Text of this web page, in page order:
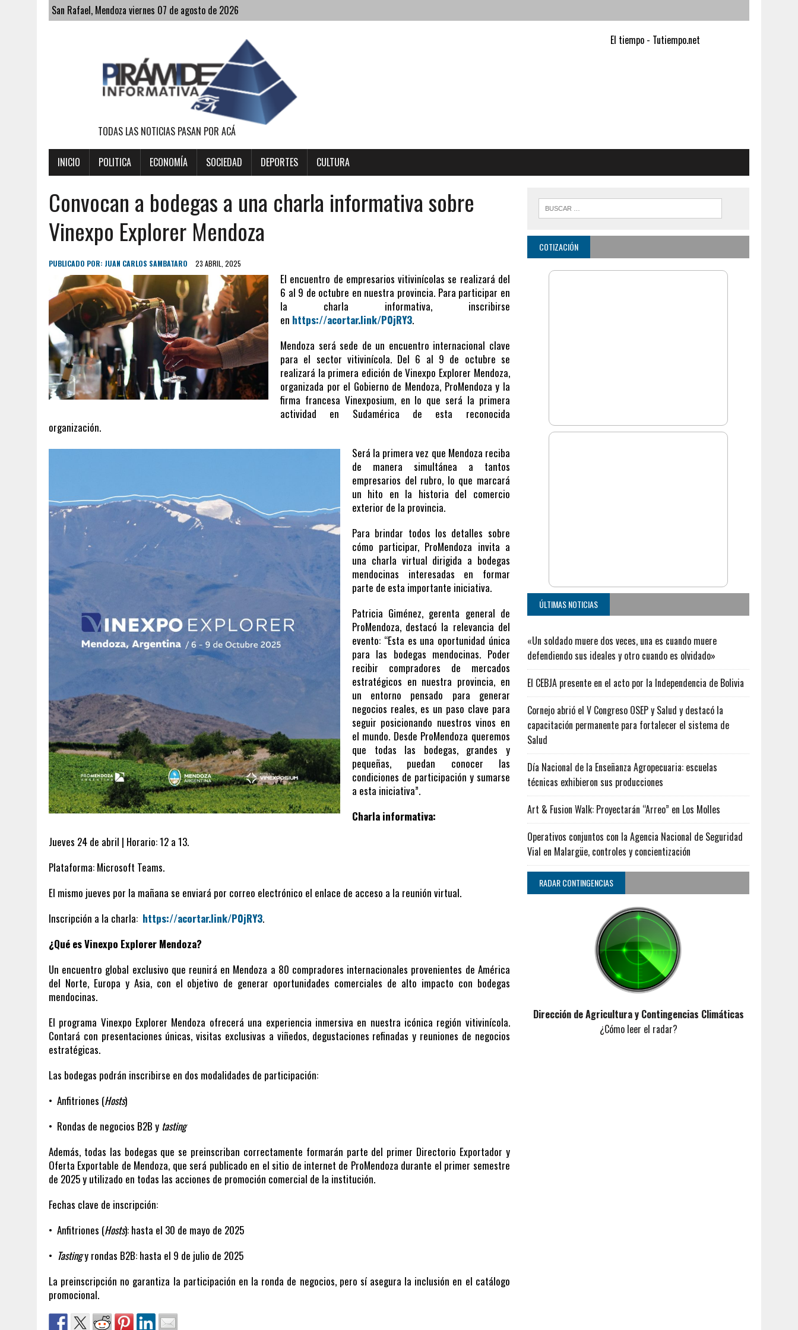
San Rafael, Mendoza viernes 07 de agosto de 2026
TODAS LAS NOTICIAS PASAN POR ACÁ
El tiempo - Tutiempo.net
INICIO POLITICA ECONOMÍA SOCIEDAD DEPORTES CULTURA
Convocan a bodegas a una charla informativa sobre
Vinexpo Explorer Mendoza
PUBLICADO POR: JUAN CARLOS SAMBATARO 23 ABRIL, 2025
El encuentro de empresarios vitivinícolas se realizará del
6 al 9 de octubre en nuestra provincia. Para participar en
la charla informativa, inscribirse
en https://acortar.link/P0jRY3.
Mendoza será sede de un encuentro internacional clave
para el sector vitivinícola. Del 6 al 9 de octubre se
realizará la primera edición de Vinexpo Explorer Mendoza,
organizada por el Gobierno de Mendoza, ProMendoza y la
firma francesa Vinexposium, en lo que será la primera
actividad en Sudamérica de esta reconocida
organización.
Será la primera vez que Mendoza reciba
de manera simultánea a tantos
empresarios del rubro, lo que marcará
un hito en la historia del comercio
exterior de la provincia.
Para brindar todos los detalles sobre
cómo participar, ProMendoza invita a
una charla virtual dirigida a bodegas
mendocinas interesadas en formar
parte de esta importante iniciativa.
Patricia Giménez, gerenta general de
ProMendoza, destacó la relevancia del
evento: “Esta es una oportunidad única
para las bodegas mendocinas. Poder
recibir compradores de mercados
estratégicos en nuestra provincia, en
un entorno pensado para generar
negocios reales, es un paso clave para
seguir posicionando nuestros vinos en
el mundo. Desde ProMendoza queremos
que todas las bodegas, grandes y
pequeñas, puedan conocer las
condiciones de participación y sumarse
a esta iniciativa”.
Charla informativa:
Jueves 24 de abril | Horario: 12 a 13.
Plataforma: Microsoft Teams.
El mismo jueves por la mañana se enviará por correo electrónico el enlace de acceso a la reunión virtual.
Inscripción a la charla: https://acortar.link/P0jRY3.
¿Qué es Vinexpo Explorer Mendoza?
Un encuentro global exclusivo que reunirá en Mendoza a 80 compradores internacionales provenientes de América
del Norte, Europa y Asia, con el objetivo de generar oportunidades comerciales de alto impacto con bodegas
mendocinas.
El programa Vinexpo Explorer Mendoza ofrecerá una experiencia inmersiva en nuestra icónica región vitivinícola.
Contará con presentaciones únicas, visitas exclusivas a viñedos, degustaciones refinadas y reuniones de negocios
estratégicas.
Las bodegas podrán inscribirse en dos modalidades de participación:
• Anfitriones (Hosts)
• Rondas de negocios B2B y tasting
Además, todas las bodegas que se preinscriban correctamente formarán parte del primer Directorio Exportador y
Oferta Exportable de Mendoza, que será publicado en el sitio de internet de ProMendoza durante el primer semestre
de 2025 y utilizado en todas las acciones de promoción comercial de la institución.
Fechas clave de inscripción:
• Anfitriones (Hosts): hasta el 30 de mayo de 2025
• Tastingy rondas B2B: hasta el 9 de julio de 2025
La preinscripción no garantiza la participación en la ronda de negocios, pero sí asegura la inclusión en el catálogo
promocional.
COTIZACIÓN
ÚLTIMAS NOTICIAS
«Un soldado muere dos veces, una es cuando muere
defendiendo sus ideales y otro cuando es olvidado»
El CEBJA presente en el acto por la Independencia de Bolivia
Cornejo abrió el V Congreso OSEP y Salud y destacó la
capacitación permanente para fortalecer el sistema de
Salud
Día Nacional de la Enseñanza Agropecuaria: escuelas
técnicas exhibieron sus producciones
Art & Fusion Walk: Proyectarán “Arreo” en Los Molles
Operativos conjuntos con la Agencia Nacional de Seguridad
Vial en Malargüe, controles y concientización
RADAR CONTINGENCIAS
Dirección de Agricultura y Contingencias Climáticas
¿Cómo leer el radar?